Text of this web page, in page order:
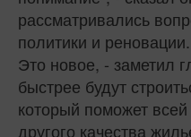
рассматривались
политики и
Это новое, - заметил
быстрее будут
который поможет
другого качества